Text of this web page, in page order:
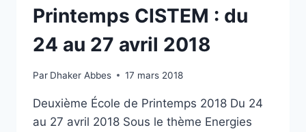
Printemps CISTEM : du
24 au 27 avril 2018
Par Dhaker Abbes 17 mars 2018
Deuxième École de Printemps 2018 Du 24
au 27 avril 2018 Sous le thème Energies